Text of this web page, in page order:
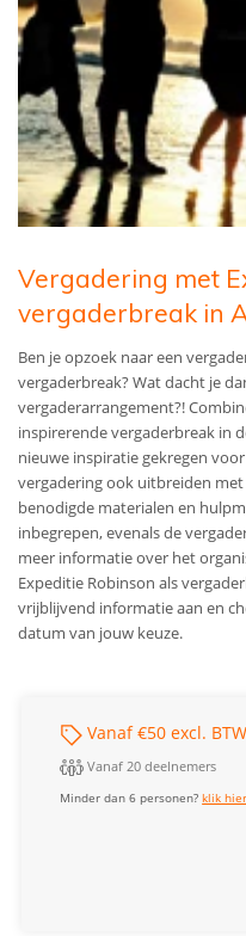
Vergadering met
vergaderbreak in
Ben je opzoek naar een
vergaderbreak? Wat dacht je
vergaderarrangement?!
inspirerende vergaderbreak in
nieuwe inspiratie gekregen
vergadering ook uitbreiden met
benodigde materialen en
inbegrepen, evenals de
meer informatie over het
Expeditie Robinson als
vrijblijvend informatie aan en
datum van jouw keuze.
Vanaf €50 excl.
Vanaf 20 deelnemers
Minder dan 6 personen?klik hier